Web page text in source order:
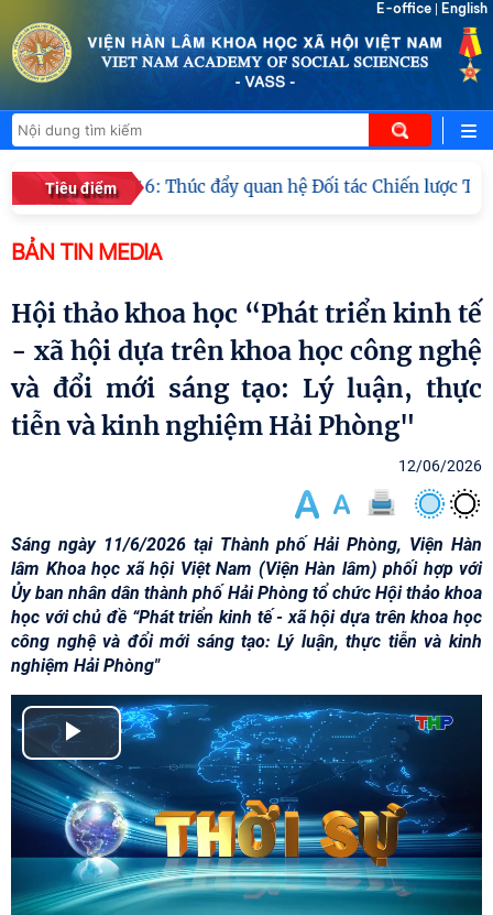
E-office English
Tiêu điểm
– VASS lần thứ 6: Thúc đẩy quan hệ Đối tác Chiến lược
BẢN TIN MEDIA
Hội thảo khoa học “Phát triển kinh tế
- xã hội dựa trên khoa học công nghệ
và đổi mới sáng tạo: Lý luận, thực
tiễn và kinh nghiệm Hải Phòng"
12/06/2026
Sáng ngày 11/6/2026 tại Thành phố Hải Phòng, Viện Hàn
lâm Khoa học xã hội Việt Nam (Viện Hàn lâm) phối hợp với
Ủy ban nhân dân thành phố Hải Phòng tổ chức Hội thảo khoa
học với chủ đề “Phát triển kinh tế - xã hội dựa trên khoa học
công nghệ và đổi mới sáng tạo: Lý luận, thực tiễn và kinh
nghiệm Hải Phòng"
P
l
a
y